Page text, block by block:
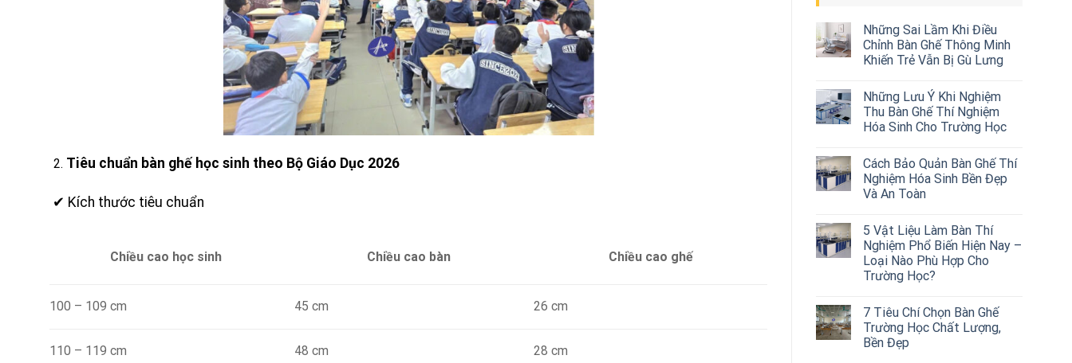
Tiêu chuẩn bàn ghế học sinh theo Bộ Giáo Dục 2026
✔ Kích thước tiêu chuẩn
Chiều cao học sinh Chiều cao bàn Chiều cao ghế
100 – 109 cm 45 cm 26 cm
110 – 119 cm 48 cm 28 cm
Những Sai Lầm Khi Điều
Chỉnh Bàn Ghế Thông Minh
Khiến Trẻ Vẫn Bị Gù Lưng
Những Lưu Ý Khi Nghiệm
Thu Bàn Ghế Thí Nghiệm
Hóa Sinh Cho Trường Học
Cách Bảo Quản Bàn Ghế Thí
Nghiệm Hóa Sinh Bền Đẹp
Và An Toàn
5 Vật Liệu Làm Bàn Thí
Nghiệm Phổ Biến Hiện Nay –
Loại Nào Phù Hợp Cho
Trường Học?
7 Tiêu Chí Chọn Bàn Ghế
Trường Học Chất Lượng,
Bền Đẹp